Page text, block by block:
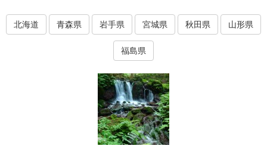
北海道 青森県 岩手県 宮城県 秋田県 山形県
福島県